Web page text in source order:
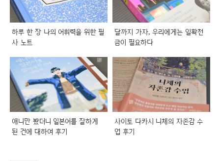
하루 한 장 나의 어휘력을 위한 필
사 노트
달까지 가자, 우리에게는 일확천
금이 필요하다
애니만 봤더니 일본어를 잘하게
된 건에 대하여 후기
사이토 다카시 니체의 자존감 수
업 후기